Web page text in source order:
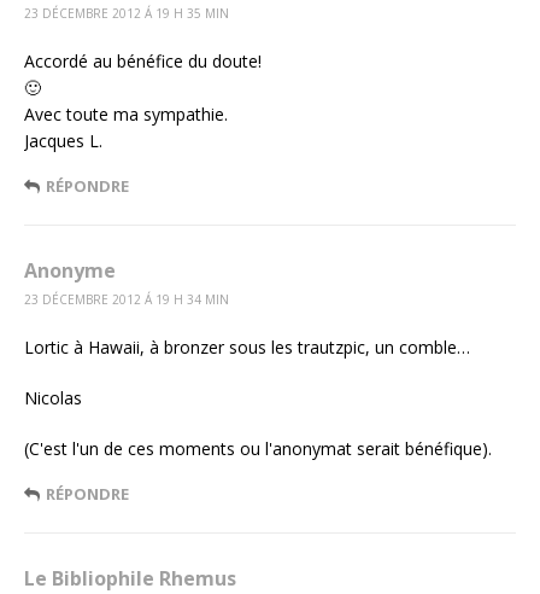
23 DÉCEMBRE 2012 Á 19 H 35 MIN
Accordé au bénéfice du doute!
🙂
Avec toute ma sympathie.
Jacques L.
RÉPONDRE
Anonyme
23 DÉCEMBRE 2012 Á 19 H 34 MIN
Lortic à Hawaii, à bronzer sous les trautzpic, un comble…
Nicolas
(C'est l'un de ces moments ou l'anonymat serait bénéfique).
RÉPONDRE
Le Bibliophile Rhemus